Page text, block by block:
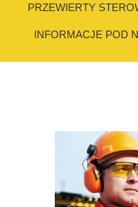
PRZEWIERTY
INFORMACJE POD